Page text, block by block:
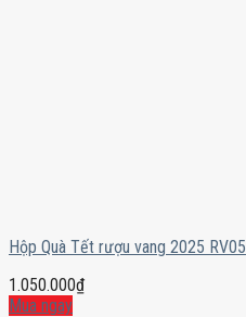
Hộp Quà Tết rượu vang 2025 RV05
1.050.000₫
Mua ngay